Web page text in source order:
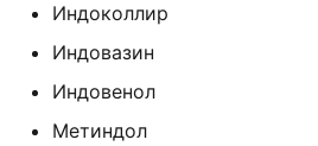
Индоколлир
Индовазин
Индовенол
Метиндол